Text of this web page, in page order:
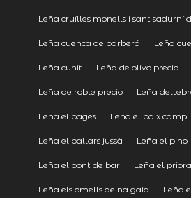
Leña cruïlles monells i sant sadurní
Leña cuenca de barberá Leña
Leña cunit Leña de olivo precio
Leña de roble precio Leña
Leña el bages Leña el baix camp
Leña el pallars jussà Leña el pino
Leña el pont de bar Leña el
Leña els omells de na gaia Leña